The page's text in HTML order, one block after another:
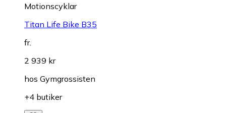
Motionscyklar
Titan Life Bike B35
fr.
2 939 kr
hos Gymgrossisten
+4 butiker